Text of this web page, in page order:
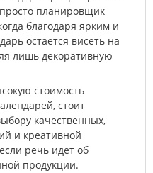
планировщик
благодаря ярким и
остается висеть на
лишь декоративную
стоимость
стоит
качественных,
и креативной
речь идет об
продукции.